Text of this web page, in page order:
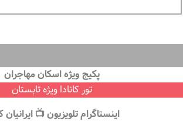
پكيج ويژه اسكان مهاجران
تور كانادا ویژه تابستان
اينستاگرام تلويزيون 📺 ايرانيان